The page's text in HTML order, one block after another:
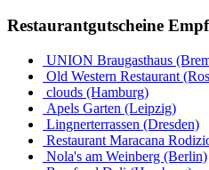
Restaurantgutscheine
UNION Braugasthaus
Old Western Restaurant
clouds (Hamburg)
Apels Garten (Leipzig)
Lingnerterrassen (Dresden)
Restaurant Maracana
Nola's am Weinberg (Berlin)